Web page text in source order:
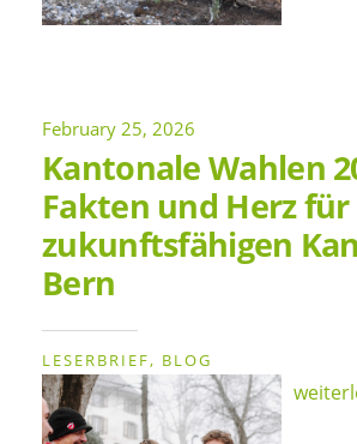
February 25, 2026
Kantonale Wahlen
Fakten und Herz
zukunftsfähigen
Bern
LESERBRIEF BLOG